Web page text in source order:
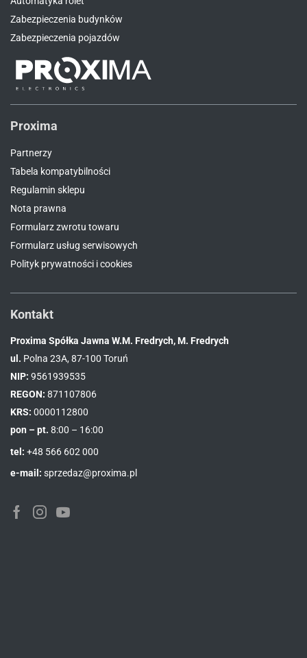
Zabezpieczenia budynków
Zabezpieczenia pojazdów
Proxima
Partnerzy
Tabela kompatybilności
Regulamin sklepu
Nota prawna
Formularz zwrotu towaru
Formularz usług serwisowych
Polityk prywatności i cookies
Kontakt
Proxima Spółka Jawna W.M. Fredrych, M. Fredrych
ul. Polna 23A, 87-100 Toruń
NIP: 9561939535
REGON: 871107806
KRS: 0000112800
pon – pt. 8:00 – 16:00
tel: +48 566 602 000
e-mail: sprzedaz@proxima.pl